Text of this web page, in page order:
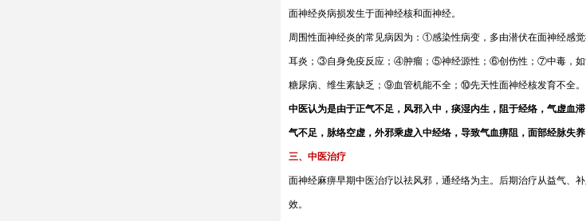
面神经炎病损发生于面神经核和面神经。
周围性面神经炎的常见病因为：①感染性病变，多由潜伏在面神经感
耳炎；③自身免疫反应；④肿瘤；⑤神经源性；⑥创伤性；⑦中毒，如
糖尿病、维生素缺乏；⑨血管机能不全；⑩先天性面神经核发育不全。
中医认为是由于正气不足，风邪入中，痰湿内生，阻于经络，气虚血
气不足，脉络空虚，外邪乘虚入中经络，导致气血痹阻，面部经脉失
三、中医治疗
面神经麻痹早期中医治疗以祛风邪，通经络为主。后期治疗从益气、
效。